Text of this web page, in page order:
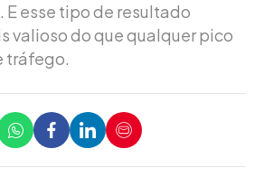
E esse tipo de resultado
valioso do que qualquer pico
tráfego.